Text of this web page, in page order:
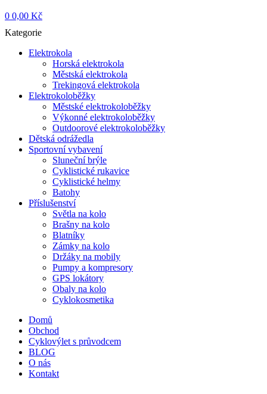
0 0,00 Kč
Kategorie
Elektrokola
Horská elektrokola
Městská elektrokola
Trekingová elektrokola
Elektrokoloběžky
Městské elektrokoloběžky
Výkonné elektrokoloběžky
Outdoorové elektrokoloběžky
Dětská odrážedla
Sportovní vybavení
Sluneční brýle
Cyklistické rukavice
Cyklistické helmy
Batohy
Příslušenství
Světla na kolo
Brašny na kolo
Blatníky
Zámky na kolo
Držáky na mobily
Pumpy a kompresory
GPS lokátory
Obaly na kolo
Cyklokosmetika
Domů
Obchod
Cyklovýlet s průvodcem
BLOG
O nás
Kontakt